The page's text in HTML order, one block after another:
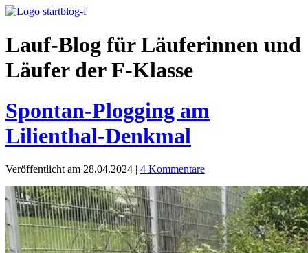
Lauf-Blog für Läuferinnen und
Läufer der F-Klasse
Spontan-Plogging am
Lilienthal-Denkmal
Veröffentlicht am 28.04.2024 | 4 Kommentare